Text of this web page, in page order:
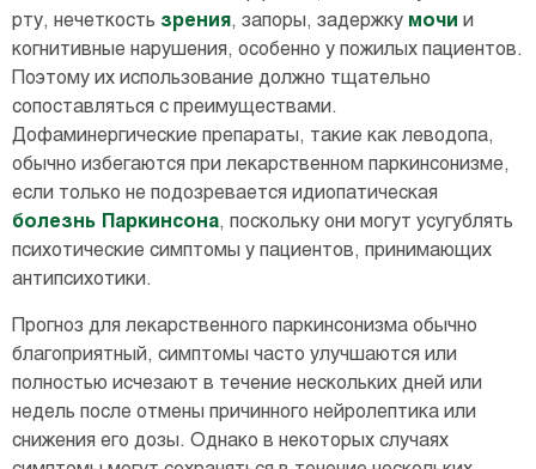
рту, нечеткость зрения, запоры, задержку мочи и
когнитивные нарушения, особенно у пожилых пациентов.
Поэтому их использование должно тщательно
сопоставляться с преимуществами.
Дофаминергические препараты, такие как леводопа,
обычно избегаются при лекарственном паркинсонизме,
если только не подозревается идиопатическая
болезнь Паркинсона, поскольку они могут усугублять
психотические симптомы у пациентов, принимающих
антипсихотики.
Прогноз для лекарственного паркинсонизма обычно
благоприятный, симптомы часто улучшаются или
полностью исчезают в течение нескольких дней или
недель после отмены причинного нейролептика или
снижения его дозы. Однако в некоторых случаях